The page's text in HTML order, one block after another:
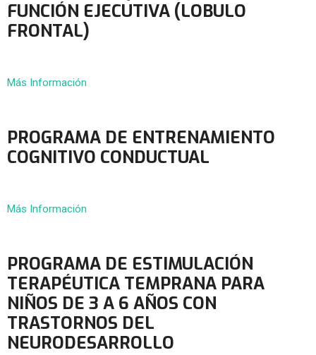
FUNCIÓN EJECUTIVA (LOBULO
FRONTAL)
Más Información
PROGRAMA DE ENTRENAMIENTO
COGNITIVO CONDUCTUAL
Más Información
PROGRAMA DE ESTIMULACIÓN
TERAPÉUTICA TEMPRANA PARA
NIÑOS DE 3 A 6 AÑOS CON
TRASTORNOS DEL
NEURODESARROLLO